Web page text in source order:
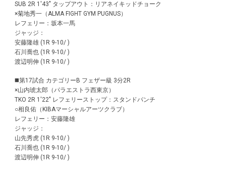
SUB 2R 1'43" タップアウト：リアネイキッドチョーク
×菊地秀一（ALMA FIGHT GYM PUGNUS）
レフェリー：坂本一馬
ジャッジ：
安藤隆雄 (1R 9-10/ )
石川喬也 (1R 9-10/ )
渡辺明伸 (1R 9-10/ )
◼️第17試合 カテゴリーB フェザー級 3分2R
×山内琥太郎（パラエストラ西東京）
TKO 2R 1'22" レフェリーストップ：スタンドパンチ
○相良佑（KIBAマーシャルアーツクラブ）
レフェリー：安藤隆雄
ジャッジ：
山先秀虎 (1R 9-10/ )
石川喬也 (1R 9-10/ )
渡辺明伸 (1R 9-10/ )